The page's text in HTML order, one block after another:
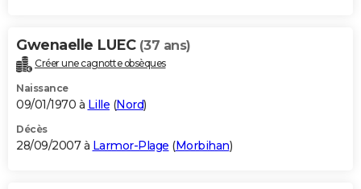
Gwenaelle LUEC (37 ans)
Créer une cagnotte obsèques
Naissance
09/01/1970 à Lille (Nord)
Décès
28/09/2007 à Larmor-Plage (Morbihan)